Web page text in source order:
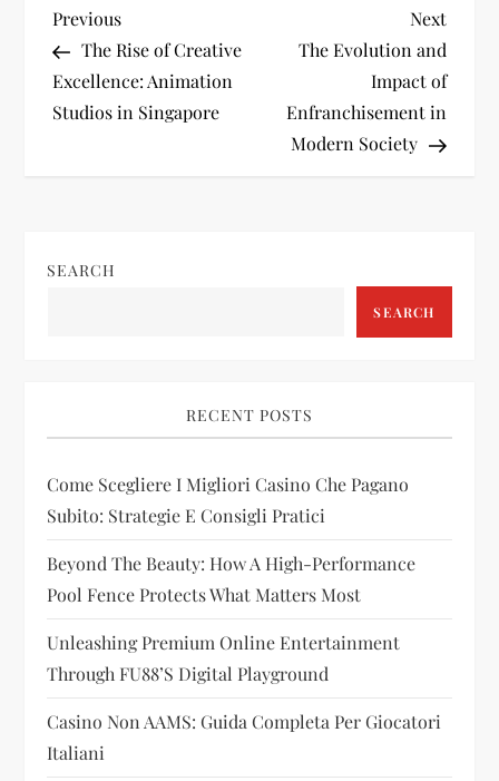
P
o
s
a
g
a
t
i
o
n
Previous
Post
Previous
The Rise of Creative
Excellence: Animation
Studios in Singapore
Next
Post
Next
The Evolution and
Impact of
Enfranchisement in
Modern Society
SEARCH
SEARCH
RECENT POSTS
Come Scegliere I Migliori Casino Che Pagano
Subito: Strategie E Consigli Pratici
Beyond The Beauty: How A High-Performance
Pool Fence Protects What Matters Most
Unleashing Premium Online Entertainment
Through FU88’s Digital Playground
Casino Non AAMS: Guida Completa Per Giocatori
Italiani